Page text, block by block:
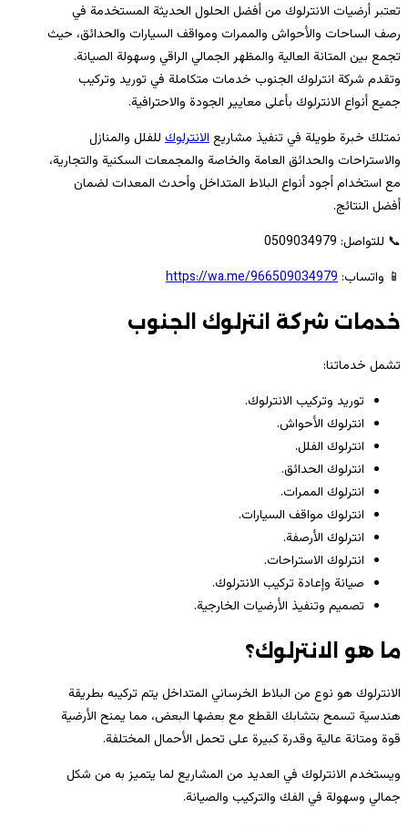
تعتبر أرضيات الانترلوك من أفضل الحلول الحديثة المستخدمة في
رصف الساحات والأحواش والممرات ومواقف السيارات والحدائق، حيث
تجمع بين المتانة العالية والمظهر الجمالي الراقي وسهولة الصيانة.
وتقدم شركة انترلوك الجنوب خدمات متكاملة في توريد وتركيب
جميع أنواع الانترلوك بأعلى معايير الجودة والاحترافية.
نمتلك خبرة طويلة في تنفيذ مشاريعالانترلوك للفلل والمنازل
والاستراحات والحدائق العامة والخاصة والمجمعات السكنية والتجارية،
مع استخدام أجود أنواع البلاط المتداخل وأحدث المعدات لضمان
أفضل النتائج.
📞 للتواصل: 0509034979
📱 واتساب: https://wa.me/966509034979
خدمات شركة انترلوك الجنوب
تشمل خدماتنا:
توريد وتركيب الانترلوك.
انترلوك الأحواش.
انترلوك الفلل.
انترلوك الحدائق.
انترلوك الممرات.
انترلوك مواقف السيارات.
انترلوك الأرصفة.
انترلوك الاستراحات.
صيانة وإعادة تركيب الانترلوك.
تصميم وتنفيذ الأرضيات الخارجية.
ما هو الانترلوك؟
الانترلوك هو نوع من البلاط الخرساني المتداخل يتم تركيبه بطريقة
هندسية تسمح بتشابك القطع مع بعضها البعض، مما يمنح الأرضية
قوة ومتانة عالية وقدرة كبيرة على تحمل الأحمال المختلفة.
ويستخدم الانترلوك في العديد من المشاريع لما يتميز به من شكل
جمالي وسهولة في الفك والتركيب والصيانة.